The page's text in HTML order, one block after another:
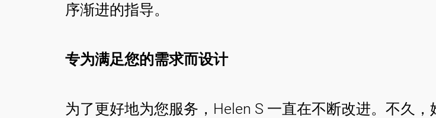
序渐进的指导。
专为满足您的需求而设计
为了更好地为您服务，Helen S 一直在不断改进。不久